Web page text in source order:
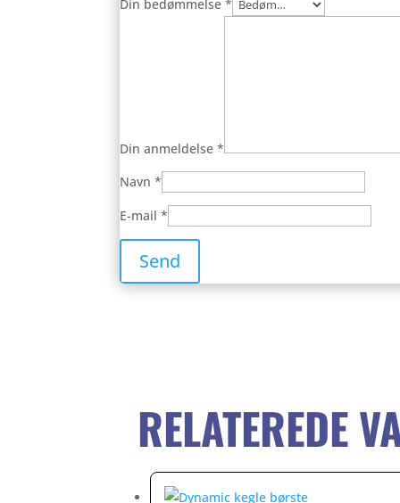
Din bedømmelse*
Din anmeldelse*
Navn*
E-mail*
RELATEREDE